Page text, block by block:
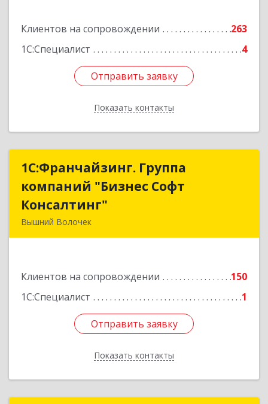
Клиентов на сопровождении
263
1С:Специалист
4
Отправить заявку
Показать контакты
Отправить заявку
Назад
1С:Франчайзинг. Группа
компаний "Бизнес Софт
Консалтинг"
Вышний Волочек
Клиентов на сопровождении
150
1С:Специалист
1
Отправить заявку
Показать контакты
1С:Франчайзинг. Группа
компаний "Бизнес Софт
Подробнее
Отправить заявку
Назад